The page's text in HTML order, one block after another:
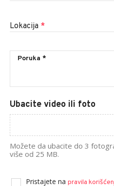
Lokacija *
Ubacite video ili foto
Možete da ubacite do 3
više od 25 MB.
Pristajete na pravila